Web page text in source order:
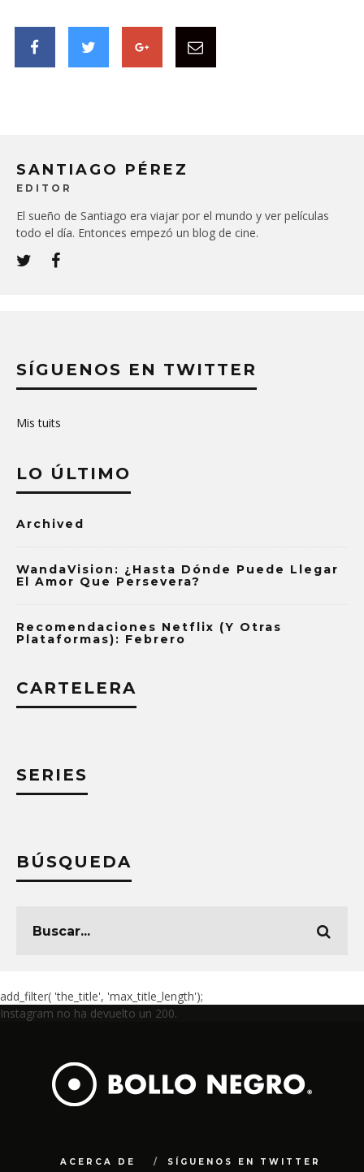
SANTIAGO PÉREZ
EDITOR
El sueño de Santiago era viajar por el mundo y ver películas
todo el día. Entonces empezó un blog de cine.
SÍGUENOS EN TWITTER
Mis tuits
LO ÚLTIMO
Archived
WandaVision: ¿Hasta Dónde Puede Llegar
El Amor Que Persevera?
Recomendaciones Netflix (y Otras
Plataformas): Febrero
CARTELERA
SERIES
BÚSQUEDA
add_filter( 'the_title', 'max_title_length');
Instagram no ha devuelto un 200.
ACERCA DE SÍGUENOS EN TWITTER